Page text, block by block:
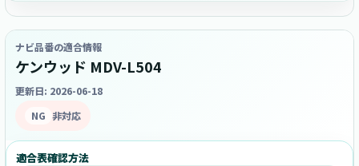
ナビ品番の適合情報
ケンウッド MDV-L504
更新日: 2026-06-18
NG 非対応
適合表確認方法